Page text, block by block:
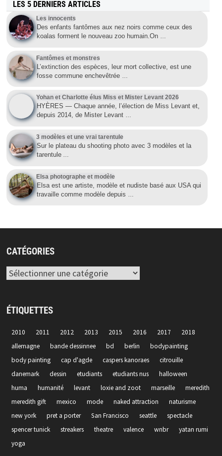
LES 5 DERNIERS ARTICLES
Les innocents
Des enfants fantômes aux nez noirs comme ceux des
koalas forment le nouveau zoo humain.On …
Fantômes et monstres
L’extinction des espèces, leur mort collective, est une
fosse commune enchevêtrée
Yohan et Charlotte élus Miss et Mister Levant 2026
HYÈRES — Chaque année, l’élection de Miss Levant et,
depuis 2014, de Mister Levant …
3 modèles et une vrai tarentule
Sur le plateau du shooting photo avec 3 modèles et la
tarentule…
Elsa photographe et modèle
Elsa est une artiste, modèle et nudiste basé aux USA qui
travaille comme modèle depuis
CATÉGORIES
Catégories
ÉTIQUETTES
2010 2011 2012 2013 2015 2016 2017
2018
allemagne
bande dessinnee bd berlin
bodypainting
body painting
cap d'agde caspers kanoraes
citrouille
danemark
dessin etudiants etudiants nus
halloween
huma
humanité levant loxie and zoot marseille
meredith
meredith gift
mexico mode naked attraction
naturisme
new york
pret a porter San Francisco seattle
spectacle
spencer tunick
streakers theatre valence wnbr
yatan rumi
yoga